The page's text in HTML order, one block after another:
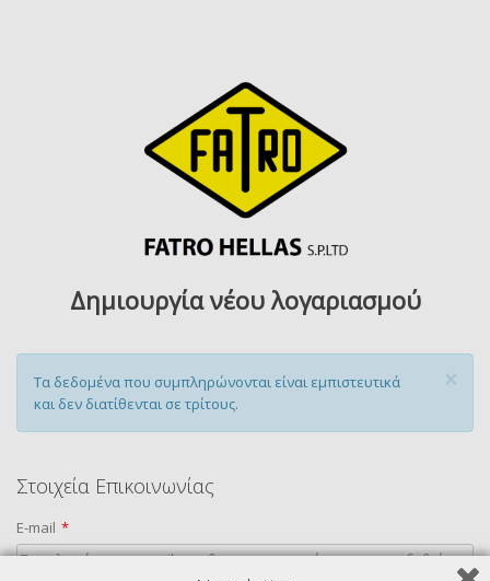
Δημιουργία νέου λογαριασμού
×
Τα δεδομένα που συμπληρώνονται είναι εμπιστευτικά
και δεν διατίθενται σε τρίτους.
Στοιχεία Επικοινωνίας
E-mail *